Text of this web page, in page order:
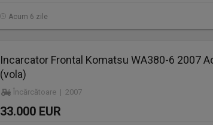
Acum 6 zile
Incarcator Frontal Komatsu WA380-6 2007
(vola)
Încărcătoare | 2007
33.000 EUR